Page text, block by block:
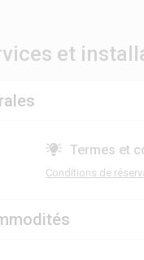
et
Termes et
Conditions de